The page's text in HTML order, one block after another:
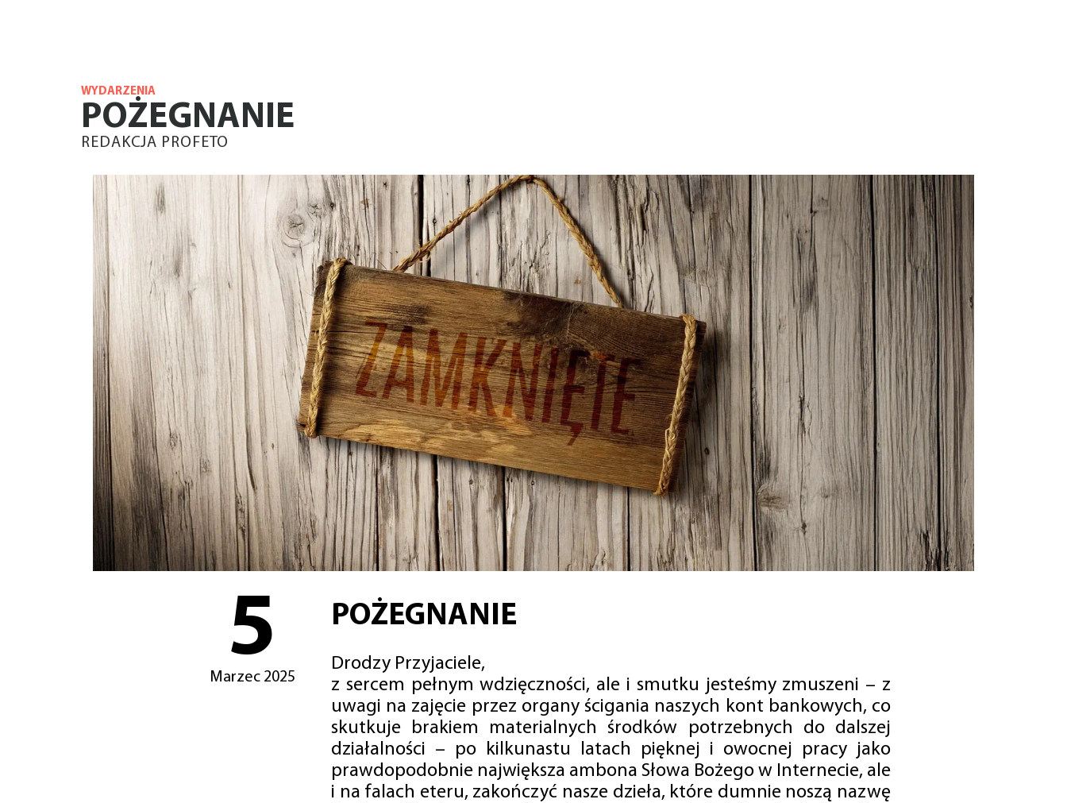
WYDARZENIA
POŻEGNANIE
REDAKCJA PROFETO
5
Marzec 2025
POŻEGNANIE
Drodzy Przyjaciele,
z sercem pełnym wdzięczności, ale i smutku jesteśmy zmuszeni – z
uwagi na zajęcie przez organy ścigania naszych kont bankowych, co
skutkuje brakiem materialnych środków potrzebnych do dalszej
działalności – po kilkunastu latach pięknej i owocnej pracy jako
prawdopodobnie największa ambona Słowa Bożego w Internecie, ale
i na falach eteru, zakończyć nasze dzieła, które dumnie noszą nazwę